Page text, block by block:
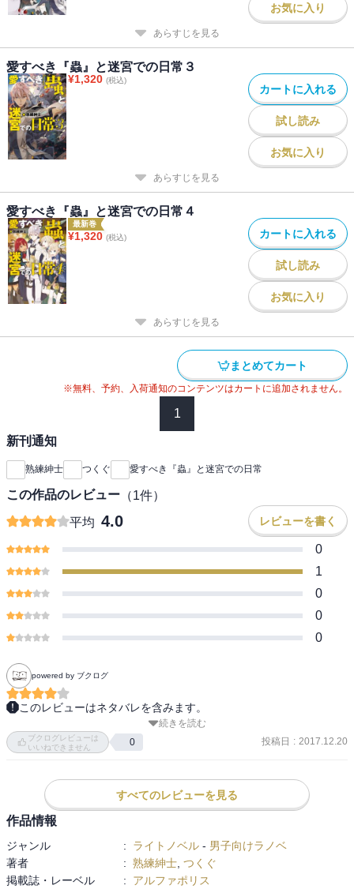
お気に入り
あらすじを見る
愛すべき『蟲』と迷宮での日常３
¥1,320 (税込)
カートに入れる
試し読み
お気に入り
あらすじを見る
愛すべき『蟲』と迷宮での日常４
最新巻
¥1,320 (税込) カートに入れる
試し読み
お気に入り
あらすじを見る
まとめてカート
※無料、予約、入荷通知のコンテンツはカートに追加されません。
1
新刊通知
熟練紳士 つくぐ 愛すべき『蟲』と迷宮での日常
この作品のレビュー （1件）
平均 4.0 レビューを書く
0
1
0
0
0
powered by ブクログ
このレビューはネタバレを含みます。
冒険者育成機関での臨時講師をするレイア。
斜め上の解釈で講師をして周囲に大惨事をもたらすレイアに楽しみ
ネットではレイアに見どころがあるとされた冒険者が、この後のス
トーリーでチラチラ顔を出すのが楽しみでした。
書下ろしとしてギルドの新人受付嬢の迷宮講師をする話が追加。
続きを読む
ブクログレビューは
いいねできません
0 投稿日 : 2017.12.20
すべてのレビューを見る
作品情報
ジャンル : ライトノベル - 男子向けラノベ
著者
: 熟練紳士 つくぐ
掲載誌・レーベル
: アルファポリス